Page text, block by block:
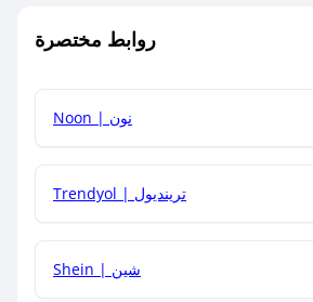
كم مدة صلاحية كود الخصم؟
روابط مختصرة
Noon | نون
Trendyol | ترينديول
Shein | شين